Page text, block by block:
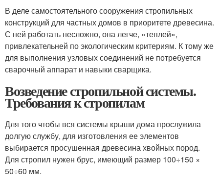
В деле самостоятельного сооружения стропильных
конструкций для частных домов в приоритете древесина.
С ней работать несложно, она легче, «теплей»,
привлекательней по экологическим критериям. К тому же
для выполнения узловых соединений не потребуется
сварочный аппарат и навыки сварщика.
Возведение стропильной системы.
Требования к стропилам
Для того чтобы вся системы крыши дома прослужила
долгую службу, для изготовления ее элементов
выбирается просушенная древесина хвойных пород.
Для стропил нужен брус, имеющий размер 100÷150 ×
50÷60 мм.